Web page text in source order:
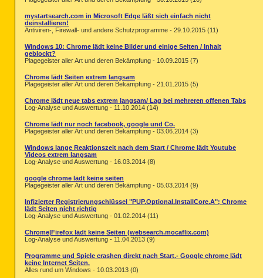
mystartsearch.com in Microsoft Edge läßt sich einfach nicht
deinstallieren!
Antiviren-, Firewall- und andere Schutzprogramme - 29.10.2015 (11)
Windows 10: Chrome lädt keine Bilder und einige Seiten / Inhalt
geblockt?
Plagegeister aller Art und deren Bekämpfung - 10.09.2015 (7)
Chrome lädt Seiten extrem langsam
Plagegeister aller Art und deren Bekämpfung - 21.01.2015 (5)
Chrome lädt neue tabs extrem langsam/ Lag bei mehreren offenen Tabs
Log-Analyse und Auswertung - 11.10.2014 (14)
Chrome lädt nur noch facebook, google und Co.
Plagegeister aller Art und deren Bekämpfung - 03.06.2014 (3)
Windows lange Reaktionszeit nach dem Start / Chrome lädt Youtube
Videos extrem langsam
Log-Analyse und Auswertung - 16.03.2014 (8)
google chrome lädt keine seiten
Plagegeister aller Art und deren Bekämpfung - 05.03.2014 (9)
Infizierter Registrierungschlüssel "PUP.Optional.InstallCore.A"; Chrome
lädt Seiten nicht richtig
Log-Analyse und Auswertung - 01.02.2014 (11)
Chrome|Firefox lädt keine Seiten (websearch.mocaflix.com)
Log-Analyse und Auswertung - 11.04.2013 (9)
Programme und Spiele crashen direkt nach Start.- Google chrome lädt
keine Internet Seiten.
Alles rund um Windows - 10.03.2013 (0)